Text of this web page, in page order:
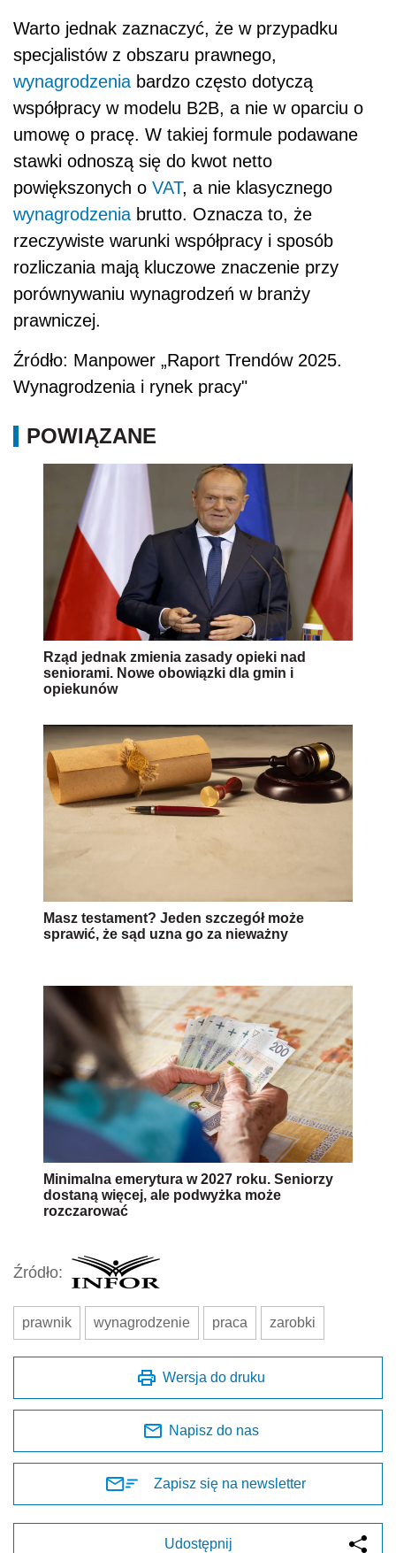
Warto jednak zaznaczyć, że w przypadku
specjalistów z obszaru prawnego,
wynagrodzenia bardzo często dotyczą
współpracy w modelu B2B, a nie w oparciu o
umowę o pracę. W takiej formule podawane
stawki odnoszą się do kwot netto
powiększonych o VAT, a nie klasycznego
wynagrodzenia brutto. Oznacza to, że
rzeczywiste warunki współpracy i sposób
rozliczania mają kluczowe znaczenie przy
porównywaniu wynagrodzeń w branży
prawniczej.
Źródło: Manpower „Raport Trendów 2025.
Wynagrodzenia i rynek pracy"
POWIĄZANE
Rząd jednak zmienia zasady opieki nad
seniorami. Nowe obowiązki dla gmin i
opiekunów
Masz testament? Jeden szczegół może
sprawić, że sąd uzna go za nieważny
Minimalna emerytura w 2027 roku. Seniorzy
dostaną więcej, ale podwyżka może
rozczarować
Źródło:
prawnik wynagrodzenie praca zarobki
Wersja do druku
Napisz do nas
Zapisz się na newsletter
Udostępnij